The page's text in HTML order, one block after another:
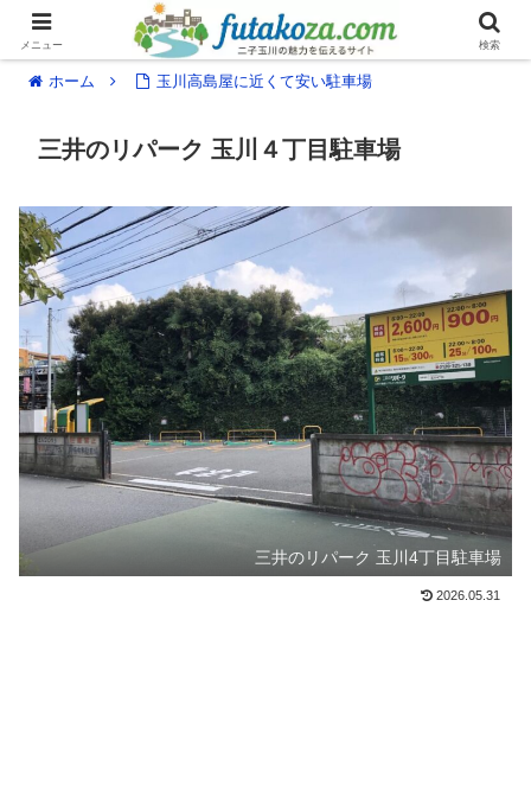
ホーム 玉川高島屋に近くて安い駐車場
三井のリパーク 玉川４丁目駐車場
三井のリパーク 玉川4丁目駐車場
2026.05.31
メニュー 検索